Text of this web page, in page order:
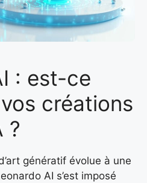
: est-ce
créations
?
génératif évolue à une
AI s’est imposé